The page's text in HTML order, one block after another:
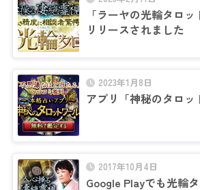
「ラーヤの光輪タロ
リリースされました
2023年1月8日
アプリ「神秘のタロッ
2017年10月4日
Google Playでも光輪